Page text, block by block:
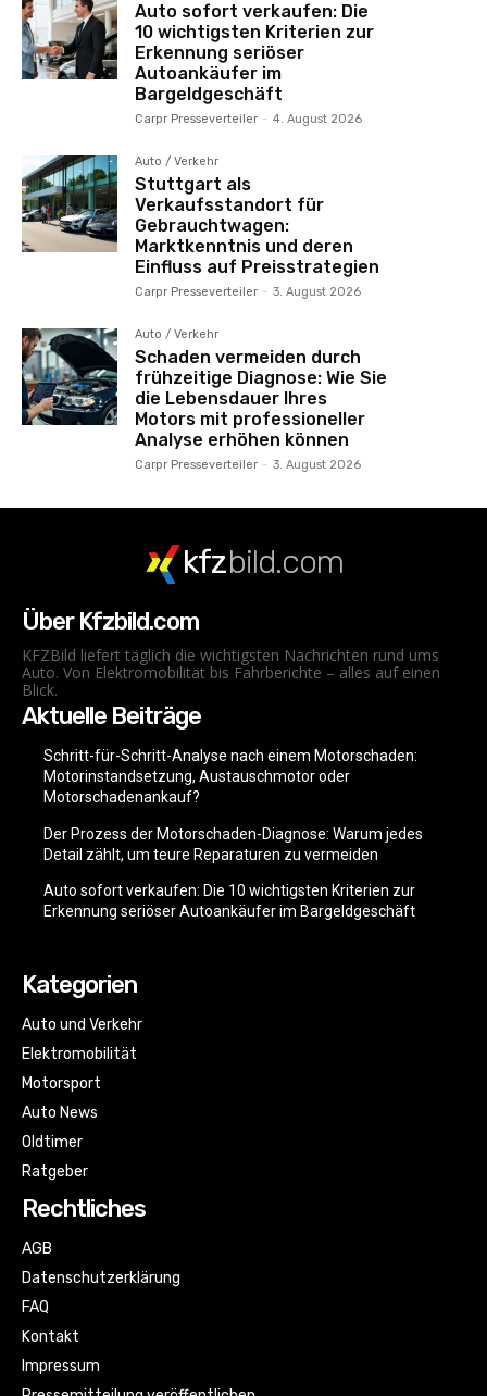
Auto sofort verkaufen: Die
10 wichtigsten Kriterien zur
Erkennung seriöser
Autoankäufer im
Bargeldgeschäft
Carpr Presseverteiler - 4. August 2026
Auto / Verkehr
Stuttgart als
Verkaufsstandort für
Gebrauchtwagen:
Marktkenntnis und deren
Einfluss auf Preisstrategien
Carpr Presseverteiler - 3. August 2026
Auto / Verkehr
Schaden vermeiden durch
frühzeitige Diagnose: Wie Sie
die Lebensdauer Ihres
Motors mit professioneller
Analyse erhöhen können
Carpr Presseverteiler - 3. August 2026
kfzbild.com
Über Kfzbild.com
KFZBild liefert täglich die wichtigsten Nachrichten rund ums
Auto. Von Elektromobilität bis Fahrberichte – alles auf einen
Blick.
Aktuelle Beiträge
Schritt-für-Schritt-Analyse nach einem Motorschaden:
Motorinstandsetzung, Austauschmotor oder
Motorschadenankauf?
Der Prozess der Motorschaden-Diagnose: Warum jedes
Detail zählt, um teure Reparaturen zu vermeiden
Auto sofort verkaufen: Die 10 wichtigsten Kriterien zur
Erkennung seriöser Autoankäufer im Bargeldgeschäft
Kategorien
Auto und Verkehr
Elektromobilität
Motorsport
Auto News
Oldtimer
Ratgeber
Rechtliches
AGB
Datenschutzerklärung
FAQ
Kontakt
Impressum